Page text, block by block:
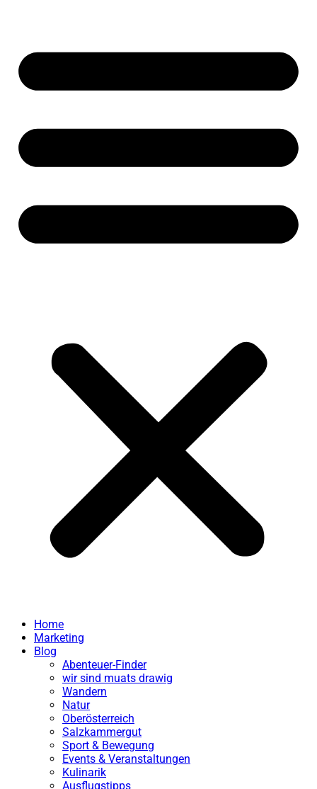
Home
Marketing
Blog
Abenteuer-Finder
wir sind muats drawig
Wandern
Natur
Oberösterreich
Salzkammergut
Sport & Bewegung
Events & Veranstaltungen
Kulinarik
Ausflugstipps